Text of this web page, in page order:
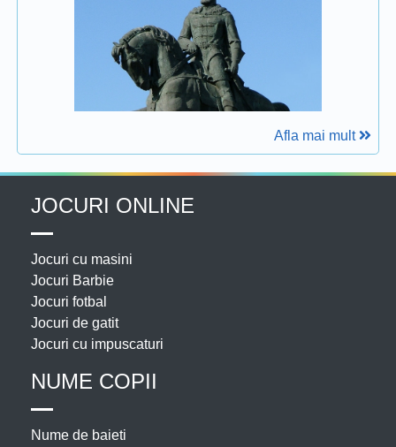
Afla mai mult
JOCURI ONLINE
Jocuri cu masini
Jocuri Barbie
Jocuri fotbal
Jocuri de gatit
Jocuri cu impuscaturi
NUME COPII
Nume de baieti